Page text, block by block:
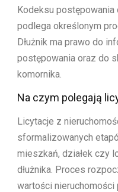
Kodeksu postępowania
podlega określonym
Dłużnik ma prawo do
postępowania oraz do
komornika.
Na czym polegają
Licytacje z
sformalizowanych
mieszkań, działek czy
dłużnika. Proces
wartości nieruchomości